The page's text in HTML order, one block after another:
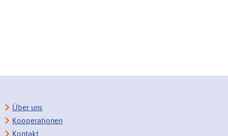
Über uns
Kooperationen
Kontakt